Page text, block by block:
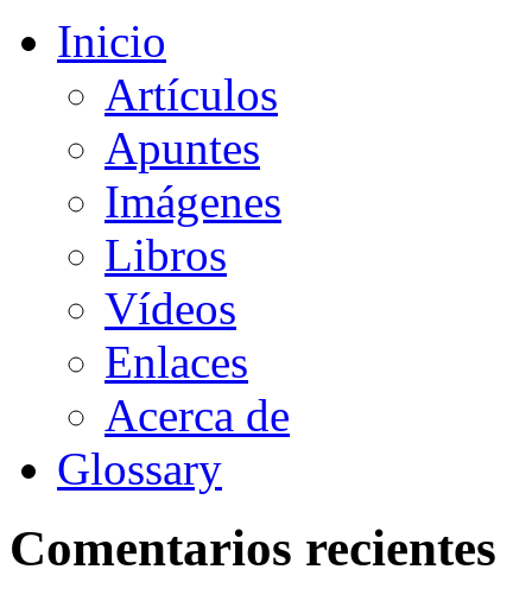
Inicio
Artículos
Apuntes
Imágenes
Libros
Vídeos
Enlaces
Acerca de
Glossary
Comentarios recientes